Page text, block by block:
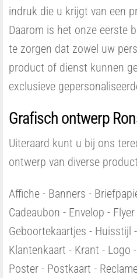
indruk die u krijgt van een
Daarom is het onze eerste
te zorgen dat zowel uw
product of dienst kunnen
exclusieve
Grafisch ontwerp
Uiteraard kunt u bij ons
ontwerp van diverse
Affiche - Banners -
Cadeaubon - Envelop -
Geboortekaartjes - Huisstijl
Klantenkaart - Krant - Logo
Poster - Postkaart -